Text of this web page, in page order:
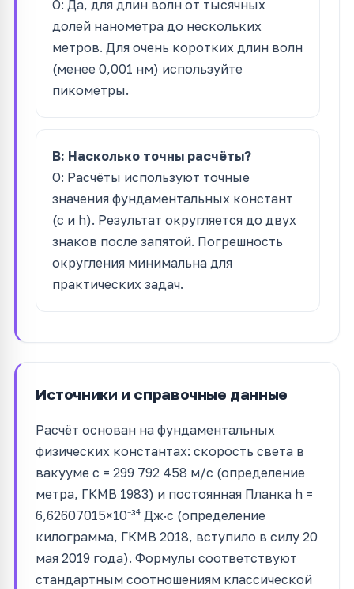
О: Да, для длин волн от тысячных
долей нанометра до нескольких
метров. Для очень коротких длин волн
(менее 0,001 нм) используйте
пикометры.
В: Насколько точны расчёты?
О: Расчёты используют точные
значения фундаментальных констант
(c и h). Результат округляется до двух
знаков после запятой. Погрешность
округления минимальна для
практических задач.
Источники и справочные данные
Расчёт основан на фундаментальных
физических константах: скорость света в
вакууме c = 299 792 458 м/с (определение
метра, ГКМВ 1983) и постоянная Планка h =
6,62607015×10⁻³⁴ Дж·с (определение
килограмма, ГКМВ 2018, вступило в силу 20
мая 2019 года). Формулы соответствуют
стандартным соотношениям классической